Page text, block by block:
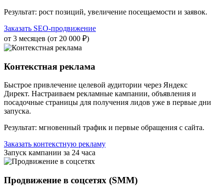
Результат: рост позиций, увеличение посещаемости и заявок.
Заказать SEO-продвижение
от 3 месяцев (от 20 000 ₽)
Контекстная реклама
Быстрое привлечение целевой аудитории через Яндекс
Директ. Настраиваем рекламные кампании, объявления и
посадочные страницы для получения лидов уже в первые дни
запуска.
Результат: мгновенный трафик и первые обращения с сайта.
Заказать контекстную рекламу
Запуск кампании за 24 часа
Продвижение в соцсетях (SMM)